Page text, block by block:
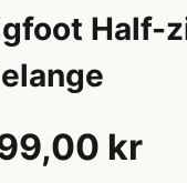
Half-
kr